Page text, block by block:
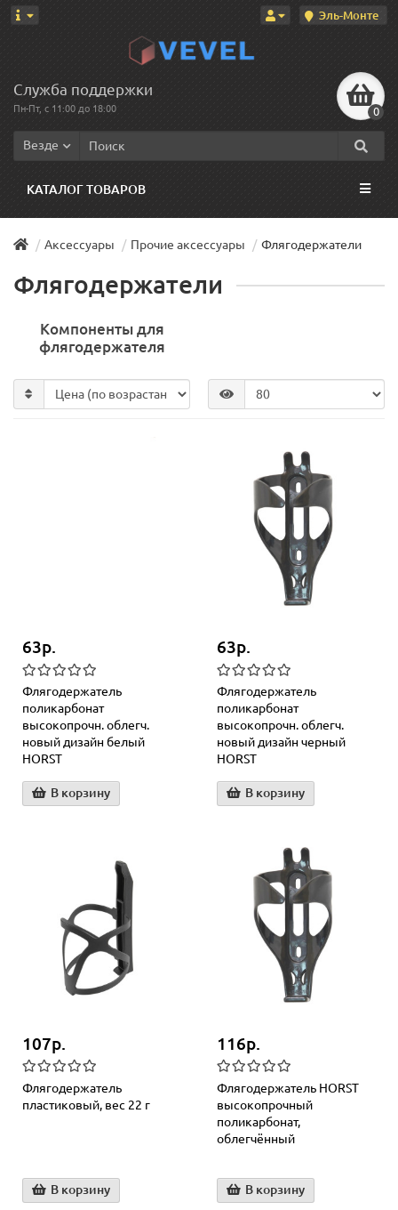
Эль-Монте
Служба поддержки
Пн-Пт, с 11:00 до 18:00 0
Везде
КАТАЛОГ ТОВАРОВ
Аксессуары Прочие аксессуары Флягодержатели
Флягодержатели
Компоненты для
флягодержателя
63р.
Флягодержатель
поликарбонат
высокопрочн. облегч.
новый дизайн белый
HORST
В корзину
63р.
Флягодержатель
поликарбонат
высокопрочн. облегч.
новый дизайн черный
HORST
В корзину
107р.
Флягодержатель
пластиковый, вес 22 г
В корзину
116р.
Флягодержатель HORST
высокопрочный
поликарбонат,
облегчённый
В корзину